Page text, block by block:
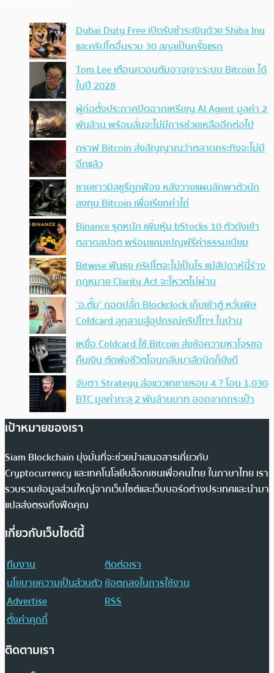
Dubai Duty Free เปิดรับชำระเงินด้วย Shiba Inu
และคริปโตอื่นรวม 30 สกุลเป็นครั้งแรก
Tom Lee เตือนควอนตัมอาจเจาะระบบ Bitcoin ได้
ในปี 2028
ผู้ก่อตั้งประกาศปิดฉากเหรียญ AI Agent มูลค่า 2
พันล้าน พร้อมลั่นจะไม่มีการช่วยเหลืออีกต่อไป
กราฟ Bitcoin ส่งสัญญาณว่าตลาดกระทิงจะไม่มี
อีกแล้ว
ชายชาวมิสซูรีถูกฟ้อง หลังวางแผนลักพาตัวนัก
ลงทุน Bitcoin เพื่อเรียกค่าไถ่
Binance รุกหนัก เพิ่มหุ้น bStocks 10 ตัวดังเข้า
ตลาดสปอต พร้อมแคมเปญฟรีค่าธรรมเนียม
Bitwise ฟันธง คริปโตจะไม่เป็นไร แม้สัปดาห์นี้ร่าง
กฎหมาย Clarity Act จะโหวตไม่ผ่าน
‘อ.ตั๊ม’ ถอดปลั้ก Blockclock เก็บเข้าตู้ หวั่นพิษ
Coldcard ลุกลามสู่อุปกรณ์คริปโทฯ ในบ้าน
เหยื่อ Coldcard ใช้ Bitcoin ส่งข้อความหาโจรขอ
คืนเงิน ตัดพ้อชีวิตโอนกลับมาสักนิดก็ยังดี
จับตา Strategy ส่อแววเทขายรอบ 4 ? โอน 1,030
BTC มูลค่าทะลุ 2 พันล้านบาท ออกจากกระเป๋า
เป้าหมายของเรา
Siam Blockchain มุ่งมั่นที่จะช่วยนำเสนอสารเกี่ยวกับ
Cryptocurrency และเทคโนโลยีบล็อกเชนเพื่อคนไทย ในภาษาไทย เรา
รวบรวมข้อมูลส่วนใหญ่จากเว็บไซต์และเว็บบอร์ดต่างประเทศและนำมา
แปลส่งตรงถึงฟีดคุณ
เกี่ยวกับเว็บไซต์นี้
ทีมงาน
ติดต่อเรา
นโยบายความเป็นส่วนตัวข้อตกลงในการใช้งาน
Advertise
RSS
ตั้งค่าคุกกี้
ติดตามเรา